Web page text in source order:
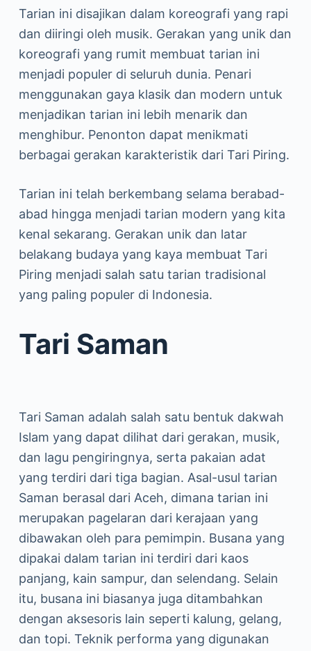
Tarian ini disajikan dalam koreografi yang rapi
dan diiringi oleh musik. Gerakan yang unik dan
koreografi yang rumit membuat tarian ini
menjadi populer di seluruh dunia. Penari
menggunakan gaya klasik dan modern untuk
menjadikan tarian ini lebih menarik dan
menghibur. Penonton dapat menikmati
berbagai gerakan karakteristik dari Tari Piring.
Tarian ini telah berkembang selama berabad-
abad hingga menjadi tarian modern yang kita
kenal sekarang. Gerakan unik dan latar
belakang budaya yang kaya membuat Tari
Piring menjadi salah satu tarian tradisional
yang paling populer di Indonesia.
Tari Saman
Tari Saman adalah salah satu bentuk dakwah
Islam yang dapat dilihat dari gerakan, musik,
dan lagu pengiringnya, serta pakaian adat
yang terdiri dari tiga bagian. Asal-usul tarian
Saman berasal dari Aceh, dimana tarian ini
merupakan pagelaran dari kerajaan yang
dibawakan oleh para pemimpin. Busana yang
dipakai dalam tarian ini terdiri dari kaos
panjang, kain sampur, dan selendang. Selain
itu, busana ini biasanya juga ditambahkan
dengan aksesoris lain seperti kalung, gelang,
dan topi. Teknik performa yang digunakan